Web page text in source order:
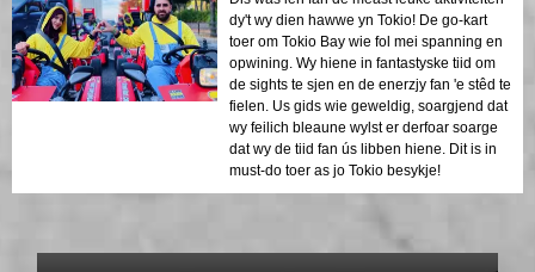
dy't wy dien hawwe yn Tokio! De go-kart
toer om Tokio Bay wie fol mei spanning en
opwining. Wy hiene in fantastyske tiid om
de sights te sjen en de enerzjy fan 'e stêd te
fielen. Us gids wie geweldig, soargjend dat
wy feilich bleaune wylst er derfoar soarge
dat wy de tiid fan ús libben hiene. Dit is in
must-do toer as jo Tokio besykje!